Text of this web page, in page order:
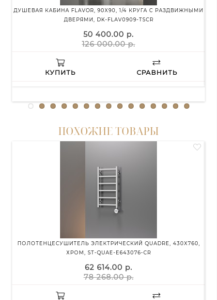
ДУШЕВАЯ КАБИНА FLAVOR, 90X90, 1/4 КРУГА С РАЗДВИЖНЫМИ
ДВЕРЯМИ, DK-FLAV0909-TSCR
50 400.00 р.
126 000.00 р.
КУПИТЬ СРАВНИТЬ
ПОХОЖИЕ ТОВАРЫ
ПОЛОТЕНЦЕСУШИТЕЛЬ ЭЛЕКТРИЧЕСКИЙ QUADRE, 430X760,
ХРОМ, ST-QUAE-E643076-CR
62 614.00 р.
78 268.00 р.